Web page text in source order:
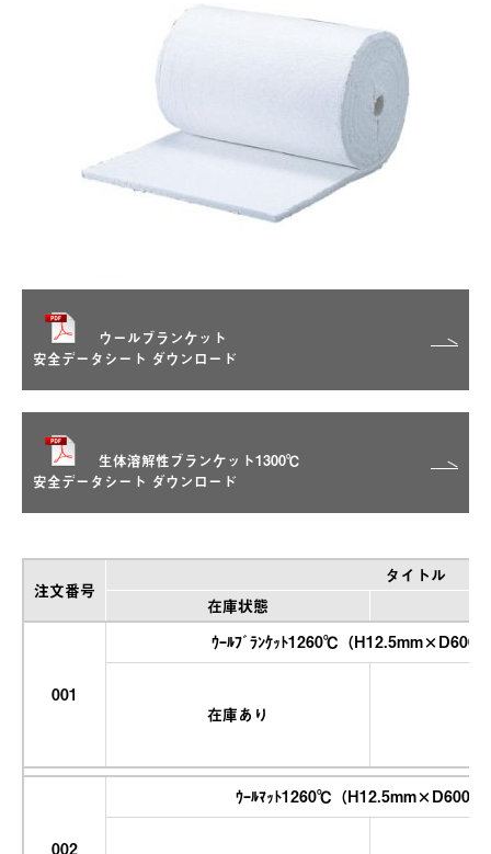
ウールブランケット
安全データシート ダウンロード
生体溶解性ブランケット1300℃
安全データシート ダウンロード
注文番号
タイトル
在庫状態
001
ｳｰﾙﾌﾞﾗﾝｹｯﾄ1260℃（
在庫あり
002
ｳｰﾙﾏｯﾄ1260℃（